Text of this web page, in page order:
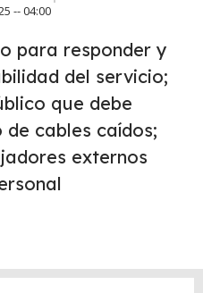
-- 04:00
para responder y
del servicio;
que debe
cables caídos;
externos